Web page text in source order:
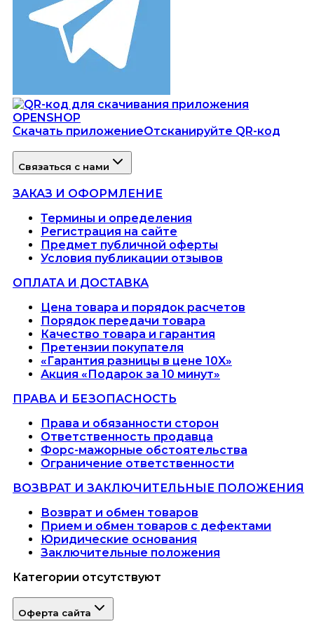
Скачать приложениеОтсканируйте QR-код
Связаться с нами
ЗАКАЗ И ОФОРМЛЕНИЕ
Термины и определения
Регистрация на сайте
Предмет публичной оферты
Условия публикации отзывов
ОПЛАТА И ДОСТАВКА
Цена товара и порядок расчетов
Порядок передачи товара
Качество товара и гарантия
Претензии покупателя
«Гарантия разницы в цене 10X»
Акция «Подарок за 10 минут»
ПРАВА И БЕЗОПАСНОСТЬ
Права и обязанности сторон
Ответственность продавца
Форс-мажорные обстоятельства
Ограничение ответственности
ВОЗВРАТ И ЗАКЛЮЧИТЕЛЬНЫЕ ПОЛОЖЕНИЯ
Возврат и обмен товаров
Прием и обмен товаров с дефектами
Юридические основания
Заключительные положения
Категории отсутствуют
Оферта сайта